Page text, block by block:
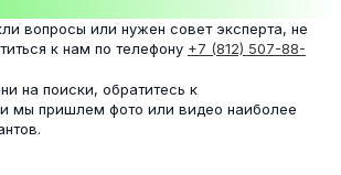
вопросы или нужен совет эксперта, не
к нам по телефону +7 (812) 507-88-
на поиски, обратитесь к
мы пришлем фото или видео наиболее